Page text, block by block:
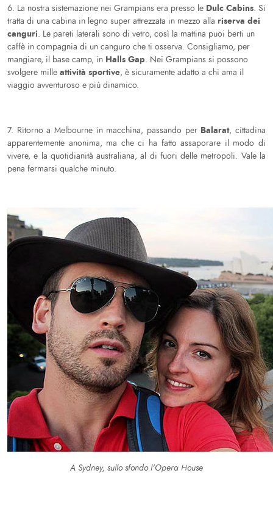
6. La nostra sistemazione nei Grampians era presso le Dulc Cabins. Si
tratta di una cabina in legno super attrezzata in mezzo alla riserva dei
canguri. Le pareti laterali sono di vetro, così la mattina puoi berti un
caffè in compagnia di un canguro che ti osserva. Consigliamo, per
mangiare, il base camp, in Halls Gap. Nei Grampians si possono
svolgere mille attività sportive, è sicuramente adatto a chi ama il
viaggio avventuroso e più dinamico.
7. Ritorno a Melbourne in macchina, passando per Balarat, cittadina
apparentemente anonima, ma che ci ha fatto assaporare il modo di
vivere, e la quotidianità australiana, al di fuori delle metropoli. Vale la
pena fermarsi qualche minuto.
A Sydney, sullo sfondo l'Opera House